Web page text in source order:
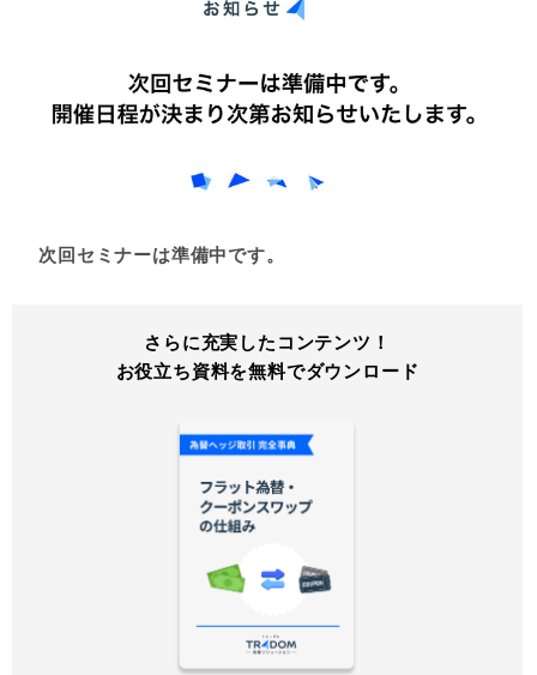
次回セミナーは準備中です。
さらに充実したコンテンツ！
お役立ち資料を無料でダウンロード